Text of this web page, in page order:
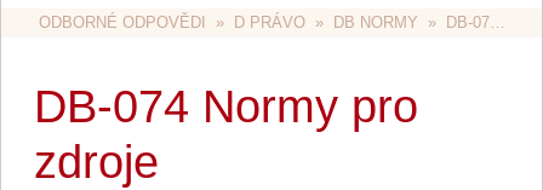
ODBORNÉ ODPOVĚDI
  »
D PRÁVO
  »
DB NORMY
  »  DB-074 NORMY PRO ZDROJE NEPŘERUŠOVANÉHO NAPÁJENÍ (UPS)
DB-074 Normy pro
zdroje